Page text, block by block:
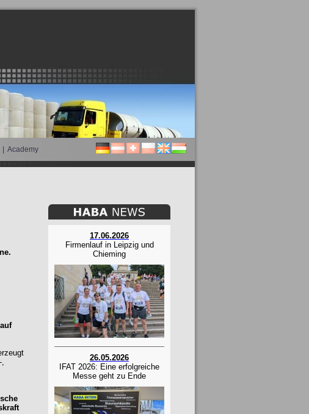
Academy
,
17.06.2026
Firmenlauf in Leipzig und
Chieming
26.05.2026
IFAT 2026: Eine erfolgreiche
Messe geht zu Ende